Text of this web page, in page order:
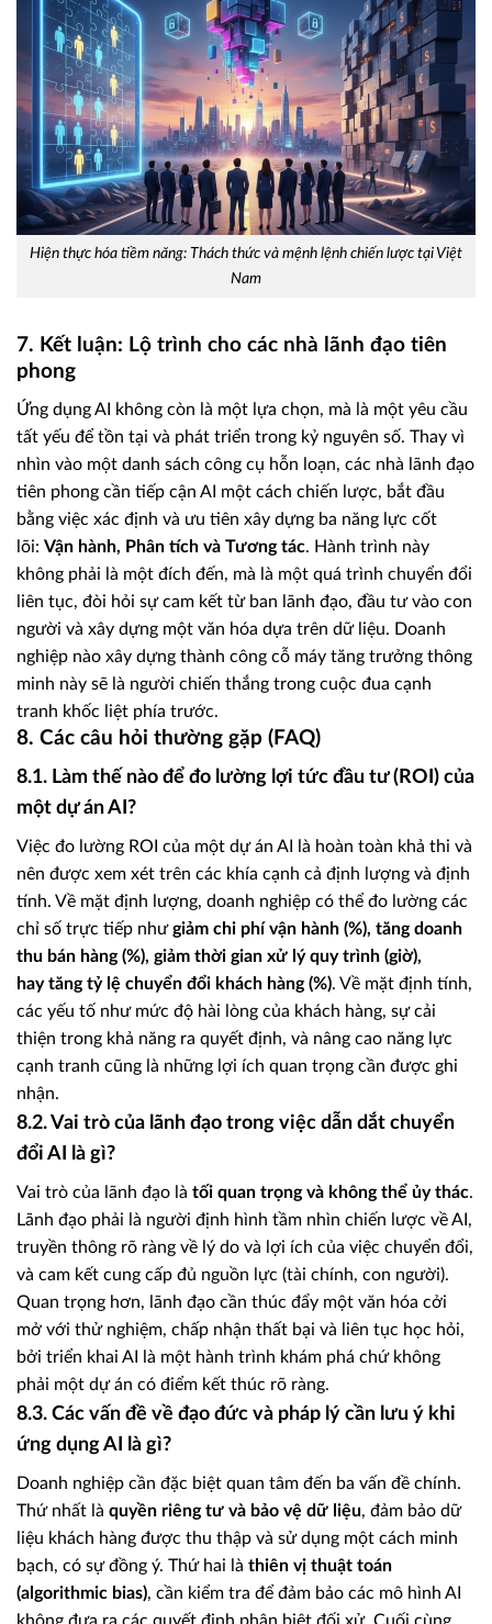
Hiện thực hóa tiềm năng: Thách thức và mệnh lệnh chiến lược tại Việt
Nam
7. Kết luận: Lộ trình cho các nhà lãnh đạo tiên
phong
Ứng dụng AI không còn là một lựa chọn, mà là một yêu cầu
tất yếu để tồn tại và phát triển trong kỷ nguyên số. Thay vì
nhìn vào một danh sách công cụ hỗn loạn, các nhà lãnh đạo
tiên phong cần tiếp cận AI một cách chiến lược, bắt đầu
bằng việc xác định và ưu tiên xây dựng ba năng lực cốt
lõi: Vận hành, Phân tích và Tương tác. Hành trình này
không phải là một đích đến, mà là một quá trình chuyển đổi
liên tục, đòi hỏi sự cam kết từ ban lãnh đạo, đầu tư vào con
người và xây dựng một văn hóa dựa trên dữ liệu. Doanh
nghiệp nào xây dựng thành công cỗ máy tăng trưởng thông
minh này sẽ là người chiến thắng trong cuộc đua cạnh
tranh khốc liệt phía trước.
8. Các câu hỏi thường gặp (FAQ)
8.1. Làm thế nào để đo lường lợi tức đầu tư (ROI) của
một dự án AI?
Việc đo lường ROI của một dự án AI là hoàn toàn khả thi và
nên được xem xét trên các khía cạnh cả định lượng và định
tính. Về mặt định lượng, doanh nghiệp có thể đo lường các
chỉ số trực tiếp nhưgiảm chi phí vận hành (%), tăng doanh
thu bán hàng (%), giảm thời gian xử lý quy trình (giờ),
hay tăng tỷ lệ chuyển đổi khách hàng (%). Về mặt định tính,
các yếu tố như mức độ hài lòng của khách hàng, sự cải
thiện trong khả năng ra quyết định, và nâng cao năng lực
cạnh tranh cũng là những lợi ích quan trọng cần được ghi
nhận.
8.2. Vai trò của lãnh đạo trong việc dẫn dắt chuyển
đổi AI là gì?
Vai trò của lãnh đạo là tối quan trọng và không thể ủy thác.
Lãnh đạo phải là người định hình tầm nhìn chiến lược về AI,
truyền thông rõ ràng về lý do và lợi ích của việc chuyển đổi,
và cam kết cung cấp đủ nguồn lực (tài chính, con người).
Quan trọng hơn, lãnh đạo cần thúc đẩy một văn hóa cởi
mở với thử nghiệm, chấp nhận thất bại và liên tục học hỏi,
bởi triển khai AI là một hành trình khám phá chứ không
phải một dự án có điểm kết thúc rõ ràng.
8.3. Các vấn đề về đạo đức và pháp lý cần lưu ý khi
ứng dụng AI là gì?
Doanh nghiệp cần đặc biệt quan tâm đến ba vấn đề chính.
Thứ nhất là quyền riêng tư và bảo vệ dữ liệu, đảm bảo dữ
liệu khách hàng được thu thập và sử dụng một cách minh
bạch, có sự đồng ý. Thứ hai là thiên vị thuật toán
(algorithmic bias), cần kiểm tra để đảm bảo các mô hình AI